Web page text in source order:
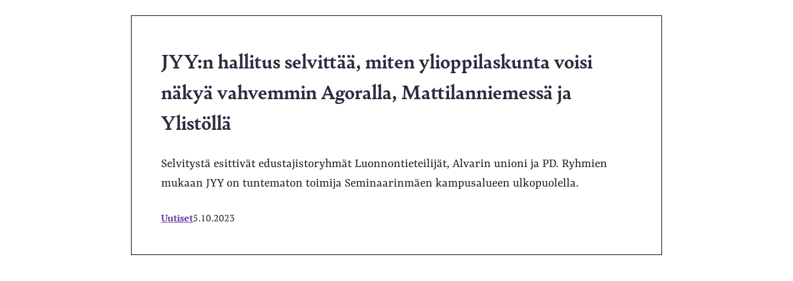
JYY:n hallitus selvittää, miten ylioppilaskunta voisi
näkyä vahvemmin Agoralla, Mattilanniemessä ja
Ylistöllä
Selvitystä esittivät edustajistoryhmät Luonnontieteilijät, Alvarin unioni ja PD. Ryhmien
mukaan JYY on tuntematon toimija Seminaarinmäen kampusalueen ulkopuolella.
Uutiset5.10.2023